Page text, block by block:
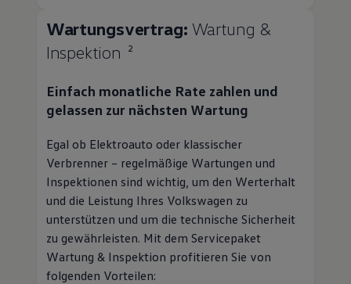
Wartungsvertrag: Wartung &
Inspektion
2
Einfach monatliche Rate zahlen und
gelassen zur nächsten Wartung
Egal ob Elektroauto oder klassischer
Verbrenner – regelmäßige Wartungen und
Inspektionen sind wichtig, um den Werterhalt
und die Leistung Ihres Volkswagen zu
unterstützen und um die technische Sicherheit
zu gewährleisten. Mit dem Servicepaket
Wartung & Inspektion profitieren Sie von
folgenden Vorteilen: